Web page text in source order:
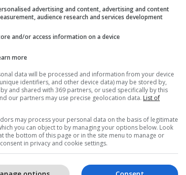
janë ndër ata që mbrojtën interesat e
morën guximin për të votuar
që e kundërshtuan suprimimin e
se edhe disa udhëheqës politikë të
advertising and content, advertising and content
audience research and services development
and/or access information on a device
more
data will be processed and information from your device
identifiers, and other device data) may be stored by,
and shared with 369 partners, or used specifically by this
our partners may use precise geolocation data. List of
may process your personal data on the basis of legitimate
you can object to by managing your options below. Look
the bottom of this page or in the site menu to manage or
in privacy and cookie settings.